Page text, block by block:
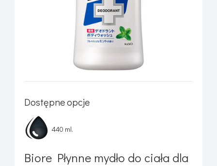
Dostępne opcje
440 ml.
Biore Płynne mydło do ciała dla